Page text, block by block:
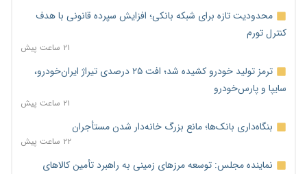
محدودیت تازه برای شبکه بانکی؛ افزایش سپرده قانونی با هدف
کنترل تورم
۲۱ ساعت پیش
ترمز تولید خودرو کشیده شد؛ افت ۲۵ درصدی تیراژ ایران‌خودرو،
سایپا و پارس‌خودرو
۲۱ ساعت پیش
بنگاه‌داری بانک‌ها؛ مانع بزرگ خانه‌دار شدن مستأجران
۲۲ ساعت پیش
نماینده مجلس: توسعه مرزهای زمینی به راهبرد تأمین کالاهای